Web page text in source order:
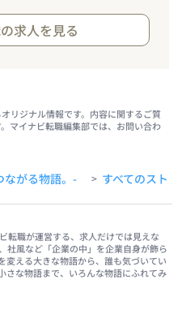
求人を見る
リジナル情報です。内容に関するご質
マイナビ転職編集部では、お問い合わ
がる物語。- > すべてのスト
転職が運営する、求人だけでは見えな
社風など「企業の中」を企業自身が飾ら
変える大きな物語から、誰も気づいてい
さな物語まで、いろんな物語にふれてみ